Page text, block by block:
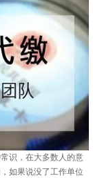
识，在大多数人的意
如果说没了工作单位